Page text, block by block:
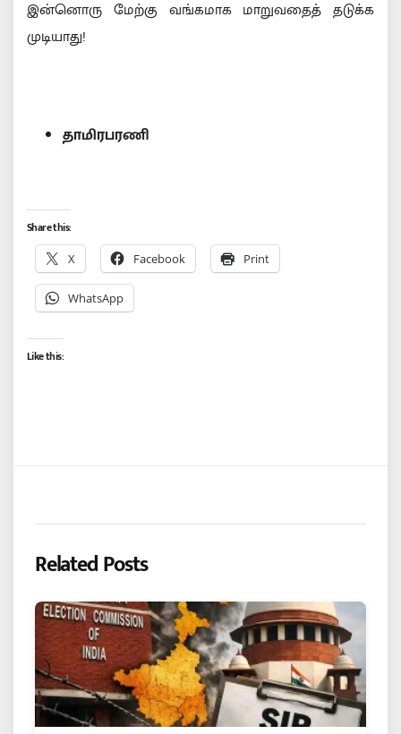
இன்னொரு மேற்கு வங்கமாக மாறுவதைத் தடுக்க
முடியாது!
தாமிரபரணி
Share this:
X Facebook Print
WhatsApp
Like this:
Related Posts